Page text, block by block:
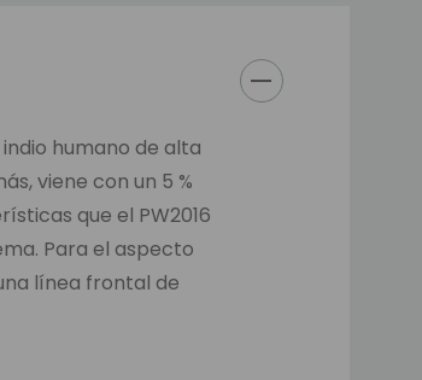
humano de alta
viene con un 5 %
que el PW2016
Para el aspecto
línea frontal de